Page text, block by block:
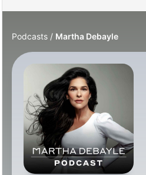
Podcasts Martha Debayle